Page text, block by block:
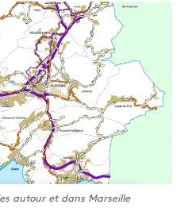
autour et dans Marseille